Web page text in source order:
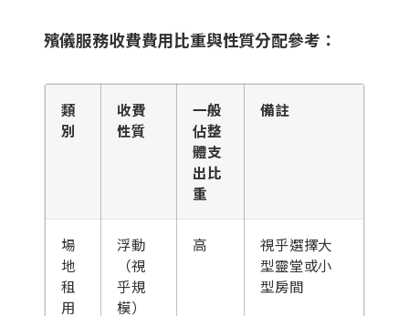
殯儀服務收費費用比重與性質分配參考：
類
別
收費
性質
一般
佔整
體支
出比
重
備註
場
地
租
用
浮動
（視
乎規
模）
高
視乎選擇大
型靈堂或小
型房間